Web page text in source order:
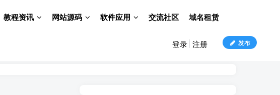
教程资讯 网站源码 软件应用 交流社区 域名租赁
发布
登录 注册